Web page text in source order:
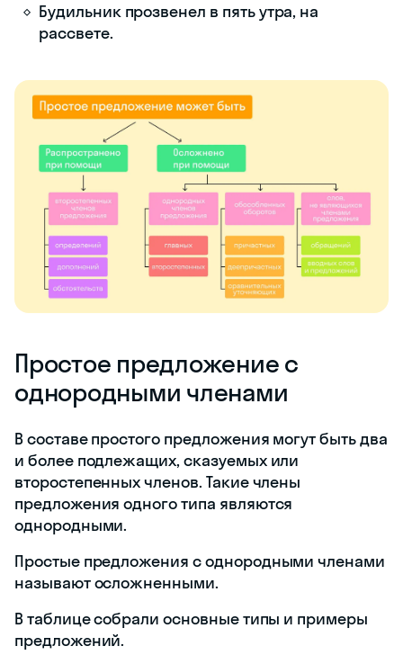
Будильник прозвенел в пять утра, на
рассвете.
Простое предложение с
однородными членами
В составе простого предложения могут быть два
и более подлежащих, сказуемых или
второстепенных членов. Такие члены
предложения одного типа являются
однородными.
Простые предложения с однородными членами
называют осложненными.
В таблице собрали основные типы и примеры
предложений.